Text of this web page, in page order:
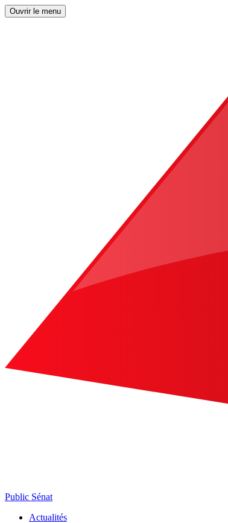
Ouvrir le menu
Public Sénat
Actualités